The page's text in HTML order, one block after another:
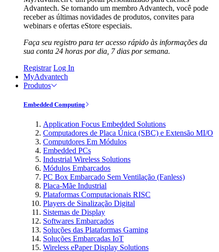
Advantech. Se tornando um membro Advantech, você pode
receber as últimas novidades de produtos, convites para
webinars e ofertas eStore especiais.
Faça seu registro para ter acesso rápido às informações da
sua conta 24 horas por dia, 7 dias por semana.
Registrar Log In
MyAdvantech
Produtos
Embedded Computing
Application Focus Embedded Solutions
Computadores de Placa Única (SBC) e Extensão MI/O
Computdores Em Módulos
Embedded PCs
Industrial Wireless Solutions
Módulos Embarcados
PC Box Embarcado Sem Ventilação (Fanless)
Placa-Mãe Industrial
Plataformas Computacionais RISC
Players de Sinalização Digital
Sistemas de Display
Softwares Embarcados
Soluções das Plataformas Gaming
Soluções Embarcadas IoT
Wireless ePaper Display Solutions